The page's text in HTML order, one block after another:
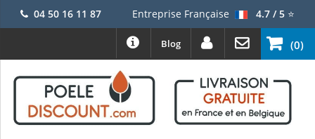
04 50 16 11 87 Entreprise Française 4.7 / 5⭐
(0)
Blog